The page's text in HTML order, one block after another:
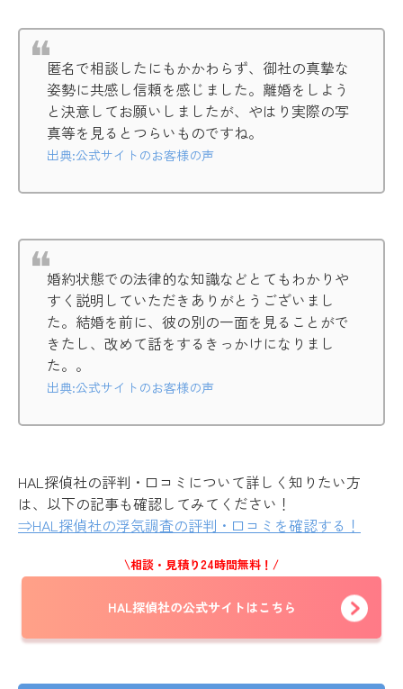
匿名で相談したにもかかわらず、御社の真摯な
姿勢に共感し信頼を感じました。離婚をしよう
と決意してお願いしましたが、やはり実際の写
真等を見るとつらいものですね。
出典:公式サイトのお客様の声
婚約状態での法律的な知識などとてもわかりや
すく説明していただきありがとうございまし
た。結婚を前に、彼の別の一面を見ることがで
きたし、改めて話をするきっかけになりまし
た。。
出典:公式サイトのお客様の声
HAL探偵社の評判・口コミについて詳しく知りたい方
は、以下の記事も確認してみてください！
⇒HAL探偵社の浮気調査の評判・口コミを確認する！
\相談・見積り24時間無料！/
HAL探偵社の公式サイトはこちら